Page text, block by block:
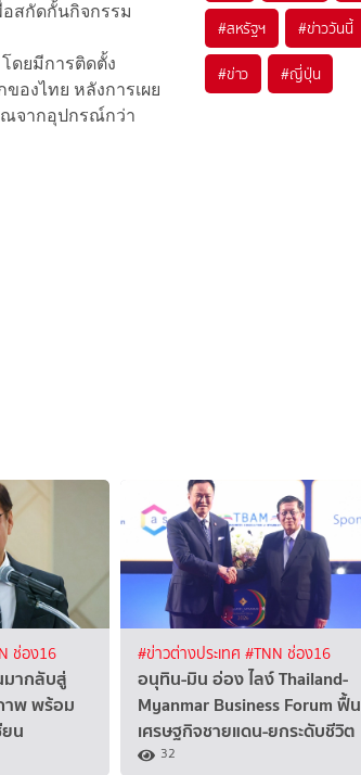
สกัดกั้นกิจกรรม
ดยมีการติดตั้ง
องไทย หลังการเผย
ณจากอุปกรณ์กว่า
#สหรัฐฯ #ข่าววันนี้
#ข่าว #ญี่ปุ่น
ช่อง16
มากลับสู่
าพ พร้อม
ยน
#ข่าวต่างประเทศ #TNN ช่อง16
อนุทิน-มิน อ่อง ไลง์ Thailand-
Myanmar Business Forum ฟื้น
เศรษฐกิจชายแดน-ยกระดับชีวิต
32